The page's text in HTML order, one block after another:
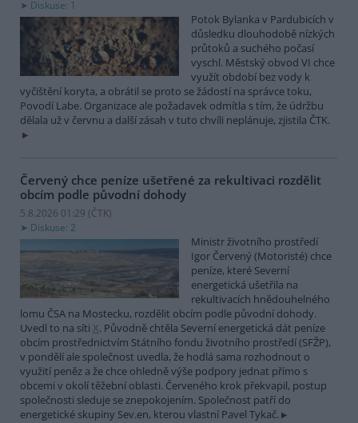
Diskuse: 1
Potok Bylanka v Pardubicích v
důsledku dlouhodobě nízkých
průtoků a suchého počasí
vyschl. Městský obvod VI chce
využít období bez vody k
vyčištění koryta, a obrátil se proto se žádostí na správce toku,
Povodí Labe. Organizace ale požadavek odmítla s tím, že údržbu
dělala už v červnu a další zásah v tuto chvíli neplánuje, zjistila ČTK.
Červený chce peníze ušetřené za rekultivaci rozdělit
obcím podle původní dohody
5.8.2026 01:29 (ČTK)
Diskuse: 2
Ministr životního prostředí
Igor Červený (Motoristé) chce
peníze, které Severní
energetická ušetřila na
rekultivacích hnědouhelného
lomu ČSA na Mostecku, rozdělit obcím podle původní dohody.
Uvedl to na síti X. Původně chtěla Severní energetická dát peníze
obcím prostřednictvím Státního fondu životního prostředí (SFŽP),
v pondělí ale společnost uvedla, že hodlá sama rozhodnout o
využití peněz a že chce ohledně výše podpory jednat přímo s
obcemi v okolí těžební oblasti. Červeného krok překvapil, postup
společnosti sleduje se znepokojením. Společnost patří do
energetické skupiny Sev.en, kterou vlastní Pavel Tykač.